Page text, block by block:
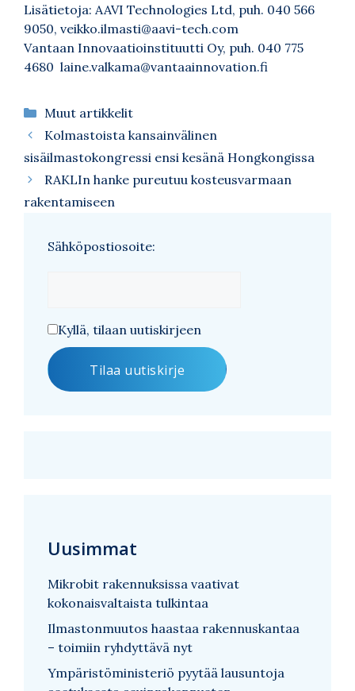
Lisätietoja: AAVI Technologies Ltd, puh. 040 566
9050, veikko.ilmasti@aavi-tech.com
Vantaan Innovaatioinstituutti Oy, puh. 040 775
4680 laine.valkama@vantaainnovation.fi
Kategoriat
Muut artikkelit
Kolmastoista kansainvälinen
sisäilmastokongressi ensi kesänä Hongkongissa
RAKLIn hanke pureutuu kosteusvarmaan
rakentamiseen
Sähköpostiosoite:
Kyllä, tilaan uutiskirjeen
Uusimmat
Mikrobit rakennuksissa vaativat
kokonaisvaltaista tulkintaa
Ilmastonmuutos haastaa rakennuskantaa
– toimiin ryhdyttävä nyt
Ympäristöministeriö pyytää lausuntoja